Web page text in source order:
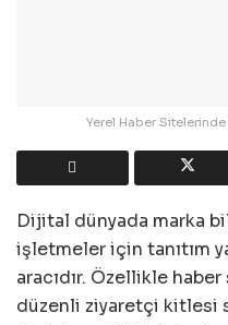
Yerel Haber Sitelerinde
Dijital dünyada marka
işletmeler için tanıtım
aracıdır. Özellikle
düzenli ziyaretçi kitlesi